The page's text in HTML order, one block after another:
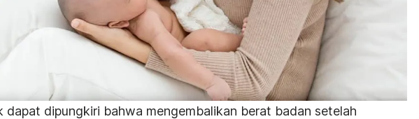
dapat dipungkiri bahwa mengembalikan berat badan setelah